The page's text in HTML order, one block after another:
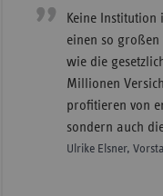
Keine Institution
einen so großen
wie die
Millionen
profitieren von
sondern auch
Ulrike Elsner,